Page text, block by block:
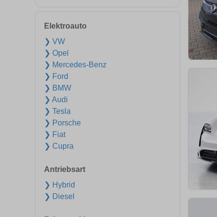
Elektroauto
❯ VW
❯ Opel
❯ Mercedes-Benz
❯ Ford
❯ BMW
❯ Audi
❯ Tesla
❯ Porsche
❯ Fiat
❯ Cupra
Antriebsart
❯ Hybrid
❯ Diesel